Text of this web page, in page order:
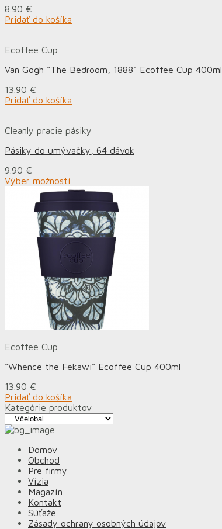
8.90 €
Pridať do košíka
Ecoffee Cup
Van Gogh “The Bedroom, 1888” Ecoffee Cup 400ml
13.90 €
Pridať do košíka
Cleanly pracie pásiky
Pásiky do umývačky, 64 dávok
9.90 €
Výber možností
Ecoffee Cup
“Whence the Fekawi” Ecoffee Cup 400ml
13.90 €
Pridať do košíka
Kategórie produktov
Domov
Obchod
Pre firmy
Vízia
Magazín
Kontakt
Súťaže
Zásady ochrany osobných údajov